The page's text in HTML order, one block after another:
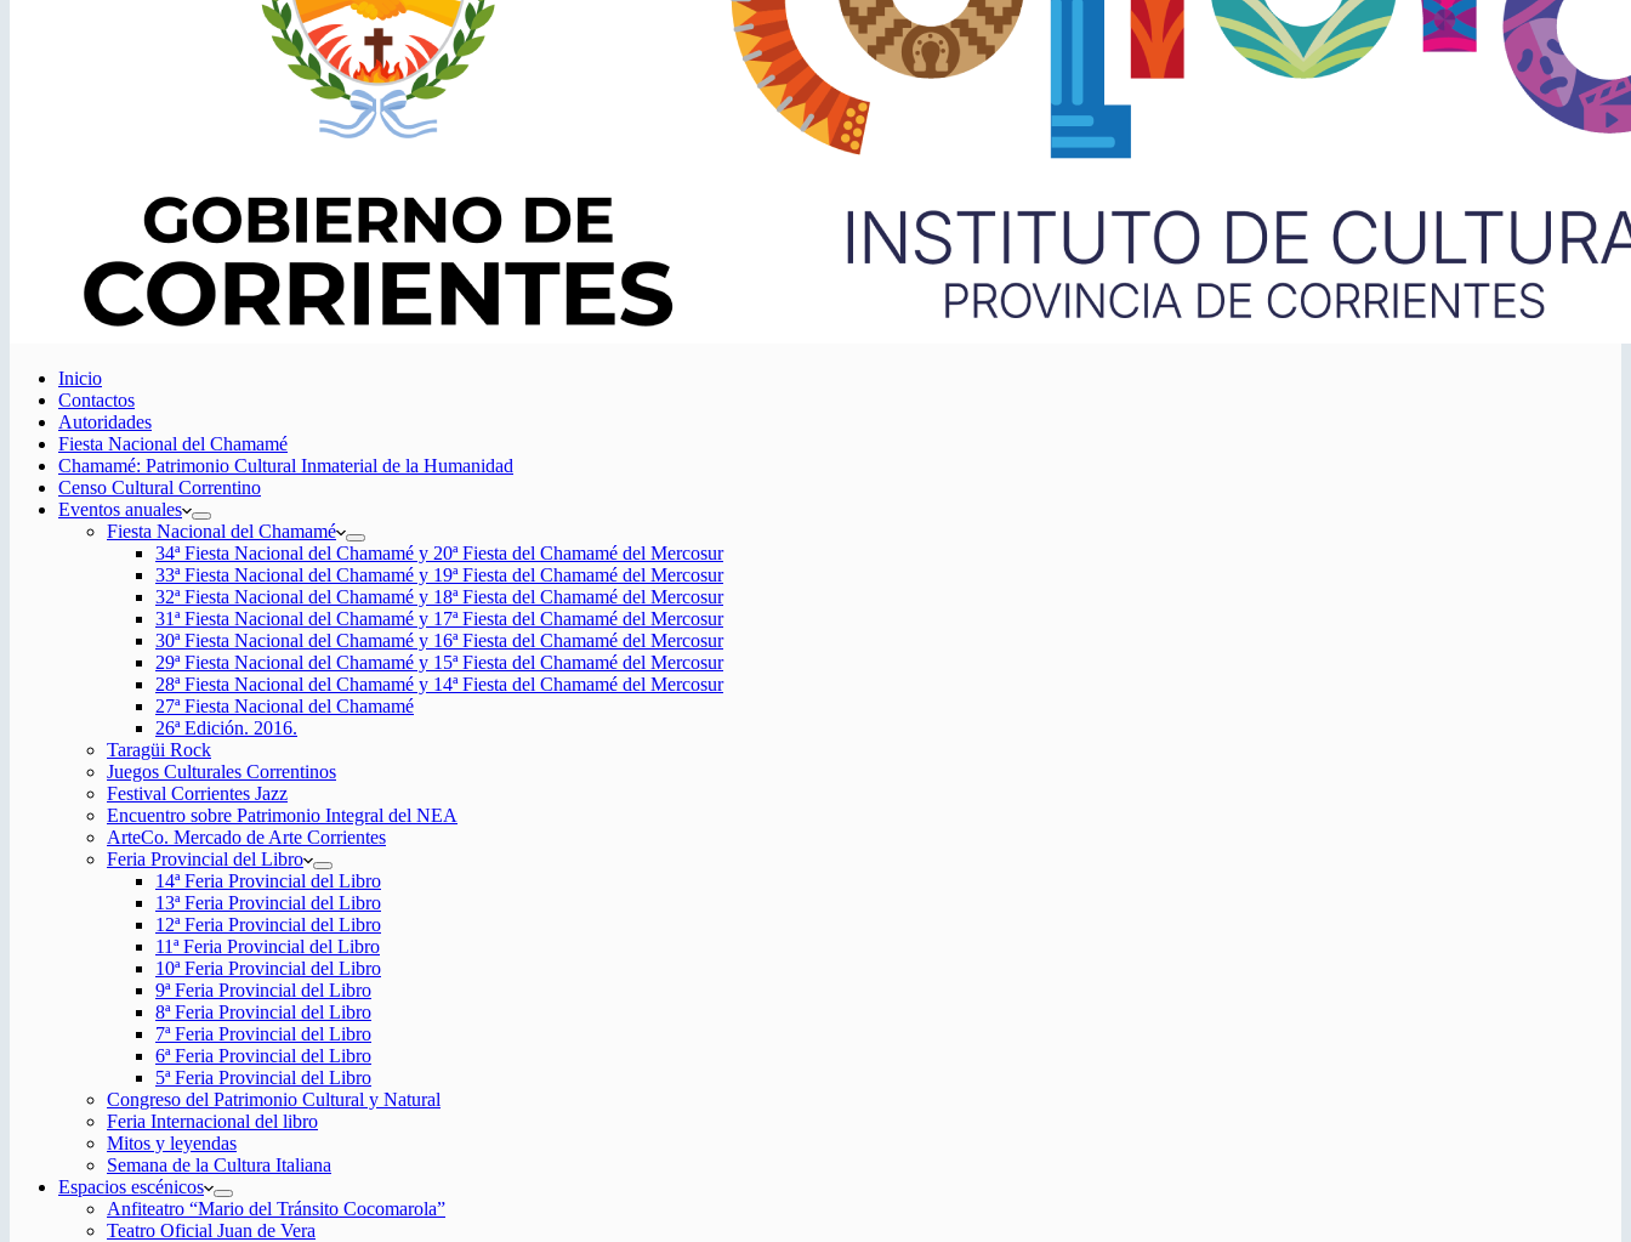
Inicio
Contactos
Autoridades
Fiesta Nacional del Chamamé
Chamamé: Patrimonio Cultural Inmaterial de la Humanidad
Censo Cultural Correntino
Eventos anuales
Fiesta Nacional del Chamamé
34ª Fiesta Nacional del Chamamé y 20ª Fiesta del Chamamé del Mercosur
33ª Fiesta Nacional del Chamamé y 19ª Fiesta del Chamamé del Mercosur
32ª Fiesta Nacional del Chamamé y 18ª Fiesta del Chamamé del Mercosur
31ª Fiesta Nacional del Chamamé y 17ª Fiesta del Chamamé del Mercosur
30ª Fiesta Nacional del Chamamé y 16ª Fiesta del Chamamé del Mercosur
29ª Fiesta Nacional del Chamamé y 15ª Fiesta del Chamamé del Mercosur
28ª Fiesta Nacional del Chamamé y 14ª Fiesta del Chamamé del Mercosur
27ª Fiesta Nacional del Chamamé
26ª Edición. 2016.
Taragüi Rock
Juegos Culturales Correntinos
Festival Corrientes Jazz
Encuentro sobre Patrimonio Integral del NEA
ArteCo. Mercado de Arte Corrientes
Feria Provincial del Libro
14ª Feria Provincial del Libro
13ª Feria Provincial del Libro
12ª Feria Provincial del Libro
11ª Feria Provincial del Libro
10ª Feria Provincial del Libro
9ª Feria Provincial del Libro
8ª Feria Provincial del Libro
7ª Feria Provincial del Libro
6ª Feria Provincial del Libro
5ª Feria Provincial del Libro
Congreso del Patrimonio Cultural y Natural
Feria Internacional del libro
Mitos y leyendas
Semana de la Cultura Italiana
Espacios escénicos
Anfiteatro “Mario del Tránsito Cocomarola”
Teatro Oficial Juan de Vera